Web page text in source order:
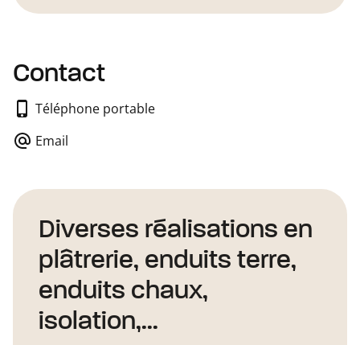
Contact
Téléphone portable
Email
Diverses réalisations en
plâtrerie, enduits terre,
enduits chaux,
isolation,...